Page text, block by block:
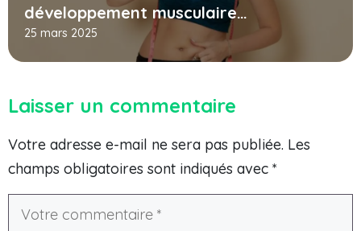
développement musculaire…
25 mars 2025
Laisser un commentaire
Votre adresse e-mail ne sera pas publiée. Les
champs obligatoires sont indiqués avec *